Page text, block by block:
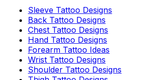
Sleeve Tattoo Designs
Back Tattoo Designs
Chest Tattoo Designs
Hand Tattoo Designs
Forearm Tattoo Ideas
Wrist Tattoo Designs
Shoulder Tattoo Designs